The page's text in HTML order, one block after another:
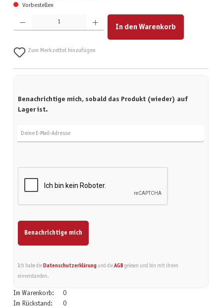
Vorbestellen
Produkt Anzahl: Gib den gewünschten Wert ein oder benutze die Schaltflächen um die Anzahl zu
In den Warenkorb
Zum Merkzettel hinzufügen
Benachrichtige mich, sobald das Produkt (wieder) auf
Lager ist.
Benachrichtige mich
Ich habe die Datenschutzerklärungund die AGBgelesen und bin mit ihnen
einverstanden.
Im Warenkorb:
0
Im Rückstand:
0